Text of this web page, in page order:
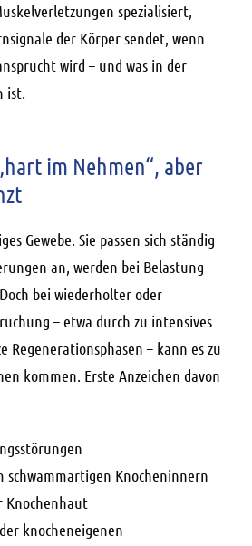
spezialisiert,
der Körper sendet, wenn
wird – und was in der
ist.
im Nehmen“, aber
Gewebe. Sie passen sich ständig
an, werden bei Belastung
bei wiederholter oder
– etwa durch zu intensives
Regenerationsphasen – kann es zu
kommen. Erste Anzeichen davon
Knocheninnern
Knochenhaut
knocheneigenen